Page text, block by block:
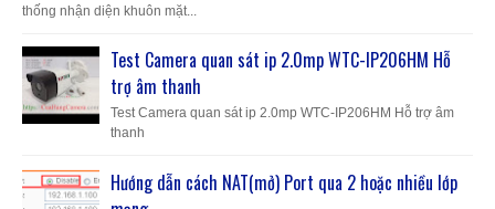
thống nhận diện khuôn mặt...
Test Camera quan sát ip 2.0mp WTC-IP206HM Hỗ
trợ âm thanh
Test Camera quan sát ip 2.0mp WTC-IP206HM Hỗ trợ âm
thanh
Hướng dẫn cách NAT(mở) Port qua 2 hoặc nhiều lớp